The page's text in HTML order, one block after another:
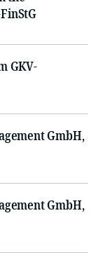
GKV-
GmbH,
GmbH,